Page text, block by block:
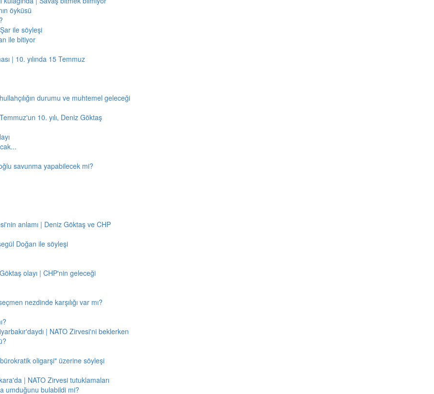
öyküsü
ile söyleşi
ile bitiyor
| 10. yılında 15 Temmuz
durumu ve muhtemel geleceği
10. yılı, Deniz Göktaş
savunma yapabilecek mi?
anlamı | Deniz Göktaş ve CHP
Doğan ile söyleşi
olayı | CHP'nin geleceği
nezdinde karşılığı var mı?
| NATO Zirvesi'ni beklerken
oligarşi" üzerine söyleşi
| NATO Zirvesi tutuklamaları
umduğunu bulabildi mi?